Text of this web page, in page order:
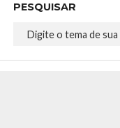
PESQUISAR